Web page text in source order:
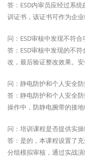
答：ESD内审员应经过系
训证书，该证书可作为企
问：ESD审核中发现不符合
答：ESD审核中发现的不
改，最后验证整改效果。
问：静电防护和个人安全
答：静电防护和个人安全
操作中，防静电腕带的接
问：培训课程是否提供实操
答：是的，本课程设置了
分组模拟审核，通过实战